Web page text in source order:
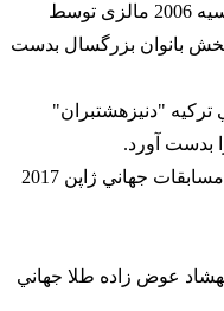
اولين مدال را درمسابقات آسیا و اقیانوسیه 2006 مالزی توسط
بانوان بزرگسال بدست
جهاني تركيه "دنيزهشتبران"
بدست آورد.
و هم همچنین تيم ملي جوانان كشور در مسابقات جهاني ژاپن 2017
عوض زاده طلا جهاني